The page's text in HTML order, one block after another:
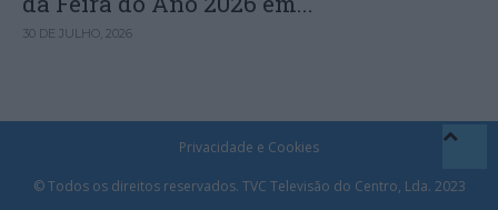
30 DE JULHO, 2026
Privacidade e Cookies
© Todos os direitos reservados. TVC Televisão do Centro, Lda. 2023